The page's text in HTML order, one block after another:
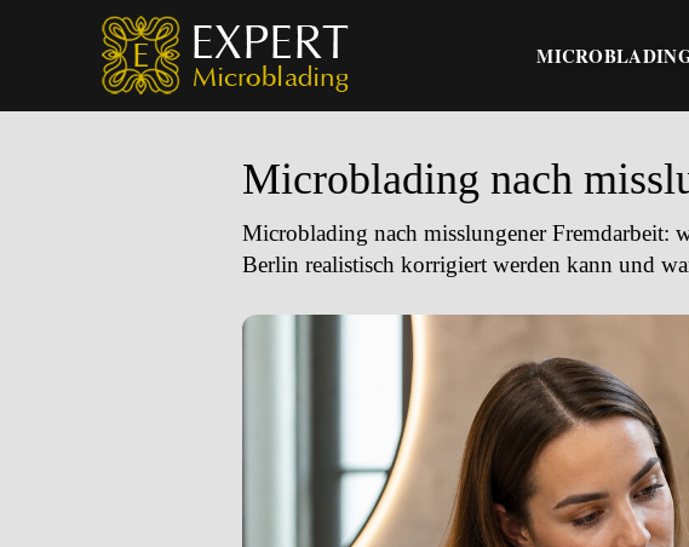
Microblading nach
Microblading nach misslungener Fremdarbeit:
Berlin realistisch korrigiert werden kann und